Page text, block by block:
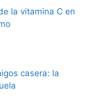
la vitamina C en
casera: la